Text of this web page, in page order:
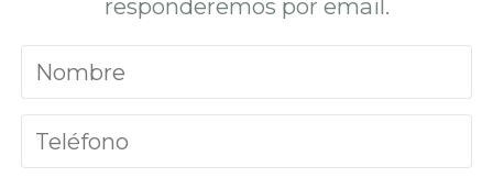
responderemos por email.